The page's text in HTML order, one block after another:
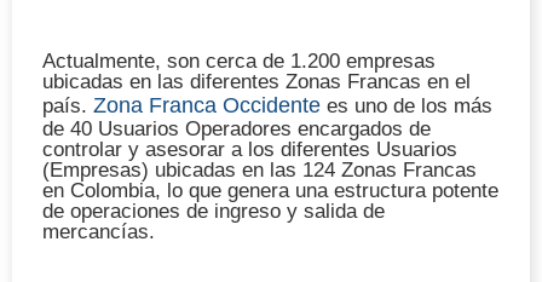
Actualmente, son cerca de 1.200 empresas
ubicadas en las diferentes Zonas Francas en el
país. Zona Franca Occidente es uno de los más
de 40 Usuarios Operadores encargados de
controlar y asesorar a los diferentes Usuarios
(Empresas) ubicadas en las 124 Zonas Francas
en Colombia, lo que genera una estructura potente
de operaciones de ingreso y salida de
mercancías.